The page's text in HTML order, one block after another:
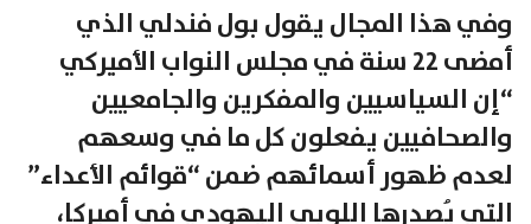
وفي هذا المجال يقول بول فندلي الذي
أمضى 22 سنة في مجلس النواب الأميركي
“إن السياسيين والمفكرين والجامعيين
والصحافيين يفعلون كل ما في وسعهم
لعدم ظهور أسمائهم ضمن “قوائم الأعداء”
التي يُصدرها اللوبي اليهودي في أميركا،